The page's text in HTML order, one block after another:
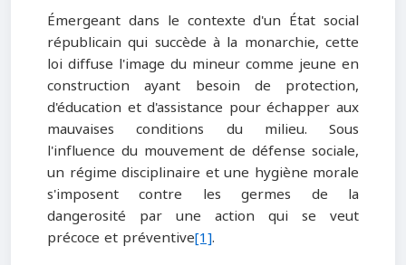
Émergeant dans le contexte d'un État social
républicain qui succède à la monarchie, cette
loi diffuse l'image du mineur comme jeune en
construction ayant besoin de protection,
d'éducation et d'assistance pour échapper aux
mauvaises conditions du milieu. Sous
l'influence du mouvement de défense sociale,
un régime disciplinaire et une hygiène morale
s'imposent contre les germes de la
dangerosité par une action qui se veut
précoce et préventive[1].